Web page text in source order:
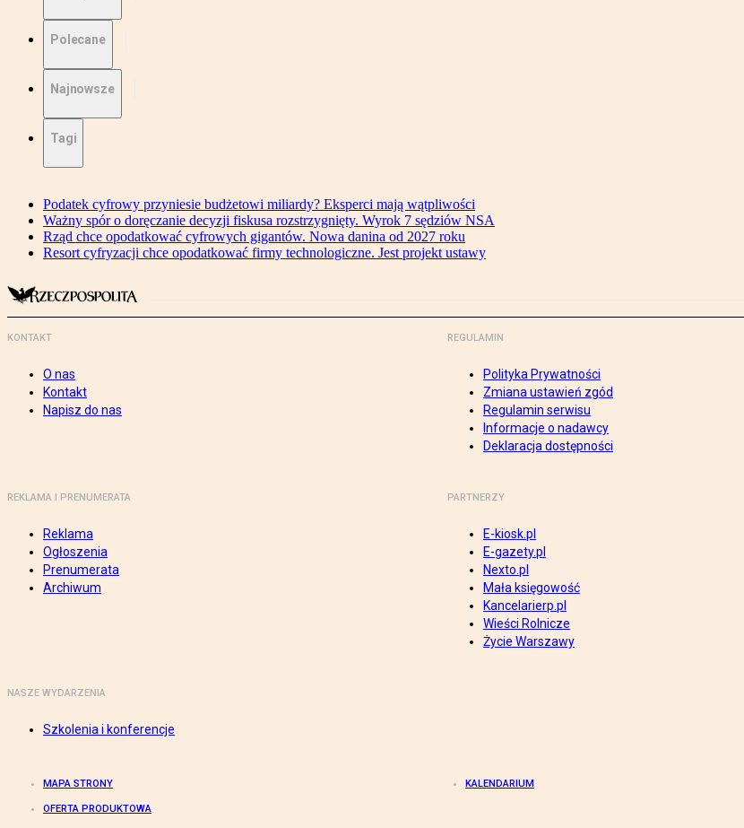
Polecane
Najnowsze
Tagi
Podatek cyfrowy przyniesie budżetowi miliardy? Eksperci mają wątpliwości
Ważny spór o doręczanie decyzji fiskusa rozstrzygnięty. Wyrok 7 sędziów NSA
Rząd chce opodatkować cyfrowych gigantów. Nowa danina od 2027 roku
Resort cyfryzacji chce opodatkować firmy technologiczne. Jest projekt ustawy
KONTAKT
O nas
Kontakt
Napisz do nas
REGULAMIN
Polityka Prywatności
Zmiana ustawień zgód
Regulamin serwisu
Informacje o nadawcy
Deklaracja dostępności
REKLAMA I PRENUMERATA
Reklama
Ogłoszenia
Prenumerata
Archiwum
PARTNERZY
E-kiosk.pl
E-gazety.pl
Nexto.pl
Mała księgowość
Kancelarierp.pl
Wieści Rolnicze
Życie Warszawy
NASZE WYDARZENIA
Szkolenia i konferencje
MAPA STRONY KALENDARIUM
OFERTA PRODUKTOWA